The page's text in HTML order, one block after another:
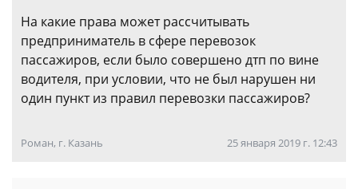
На какие права может рассчитывать
предприниматель в сфере перевозок
пассажиров, если было совершено дтп по вине
водителя, при условии, что не был нарушен ни
один пункт из правил перевозки пассажиров?
Роман, г. Казань 25 января 2019 г. 12:43